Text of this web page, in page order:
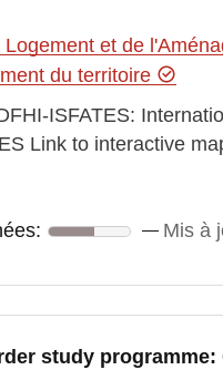
et de
du territoire
ISFATES:
Link to interactive
Mis à
study